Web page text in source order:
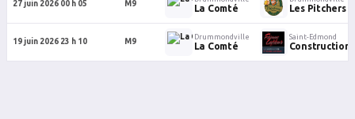
27 juin 2026 00 h 05 M9 La Comté Les Pitchers
19 juin 2026 23 h 10 M9
Drummondville
La Comté
Saint-Edmond